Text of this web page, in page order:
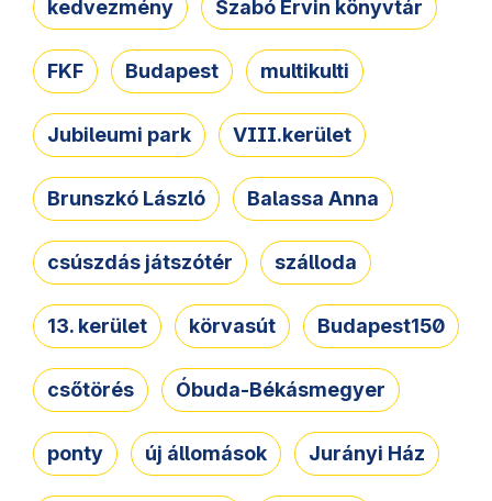
kedvezmény Szabó Ervin könyvtár
FKF Budapest multikulti
Jubileumi park VIII.kerület
Brunszkó László Balassa Anna
csúszdás játszótér szálloda
13. kerület körvasút Budapest150
csőtörés Óbuda-Békásmegyer
ponty új állomások Jurányi Ház